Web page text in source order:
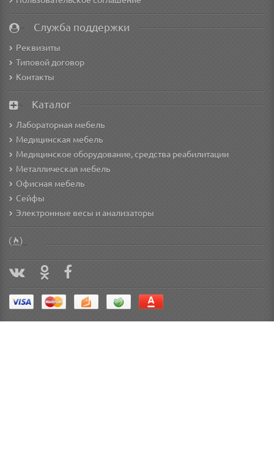
Служба поддержки
Реквизиты
Типовой договор
Контакты
Каталог
Лабораторная мебель
Медицинская мебель
Медицинское оборудование, средства реабилитации
Металлическая мебель
Офисная мебель
Сейфы
Электронные весы и анализаторы